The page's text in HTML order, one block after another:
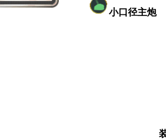
小口径主炮